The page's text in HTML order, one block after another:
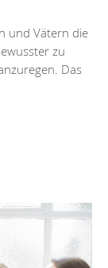
und Vätern die
zu
Das